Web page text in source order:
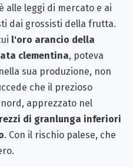
alle leggi di mercato e ai
dai grossisti della frutta.
l'oro arancio della
clementina, poteva
sua produzione, non
che il prezioso
apprezzato nel
di granlunga inferiori
. Con il rischio palese, che